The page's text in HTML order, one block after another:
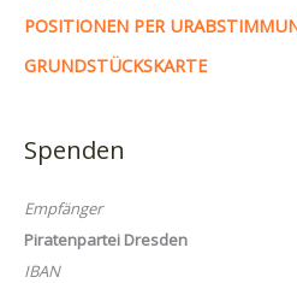
POSITIONEN PER
GRUNDSTÜCKSKARTE
Spenden
Empfänger
Piratenpartei Dresden
IBAN